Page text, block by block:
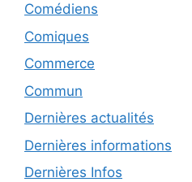
Comédiens
Comiques
Commerce
Commun
Dernières actualités
Dernières informations
Dernières Infos